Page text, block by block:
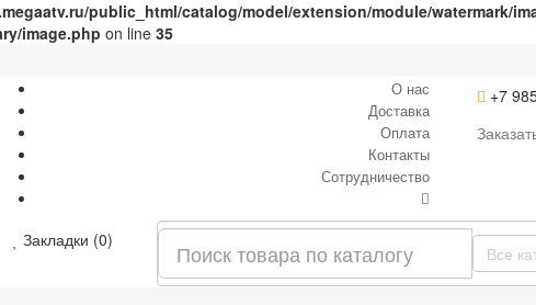
public_html/catalog/model/extension/module/watermark/
image.php on line 35
О нас
Доставка
Оплата
Контакты
Сотрудничество
+7
Закладки (0)
Все